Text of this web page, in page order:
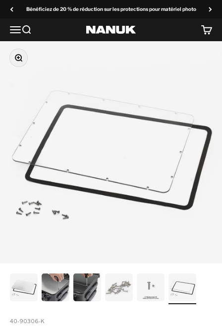
Bénéficiez de 20 % de réduction sur les protections pour matériel photo
MenuRecherchez NANUK Europe Panier
Zoom
40-90306-K